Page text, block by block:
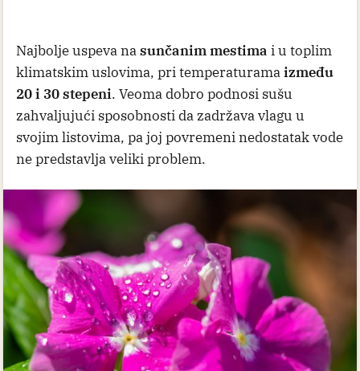
Najbolje uspeva nasunčanim mestima i u toplim
klimatskim uslovima, pri temperaturamaizmeđu
20 i 30 stepeni. Veoma dobro podnosi sušu
zahvaljujući sposobnosti da zadržava vlagu u
svojim listovima, pa joj povremeni nedostatak vode
ne predstavlja veliki problem.